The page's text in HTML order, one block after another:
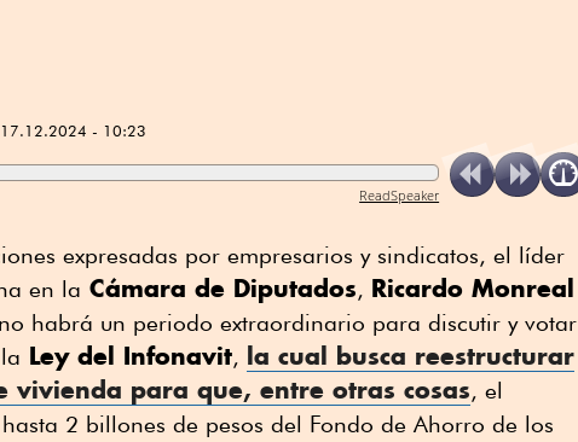
17.12.2024 - 10:23
ReadSpeaker
expresadas por empresarios y sindicatos, el líder
en la Cámara de Diputados, Ricardo Monreal
habrá un periodo extraordinario para discutir y votar
Ley del Infonavit, la cual busca reestructurar
vivienda para que, entre otras cosas, el
2 billones de pesos del Fondo de Ahorro de los